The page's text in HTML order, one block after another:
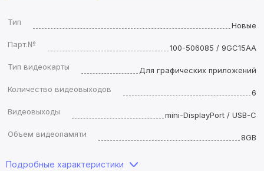
Тип
Новые
Парт.№
100-506085 / 9GC15AA
Тип видеокарты
Для графических приложений
Количество видеовыходов
6
Видеовыходы
mini-DisplayPort / USB-C
Объем видеопамяти
8GB
Подробные характеристики